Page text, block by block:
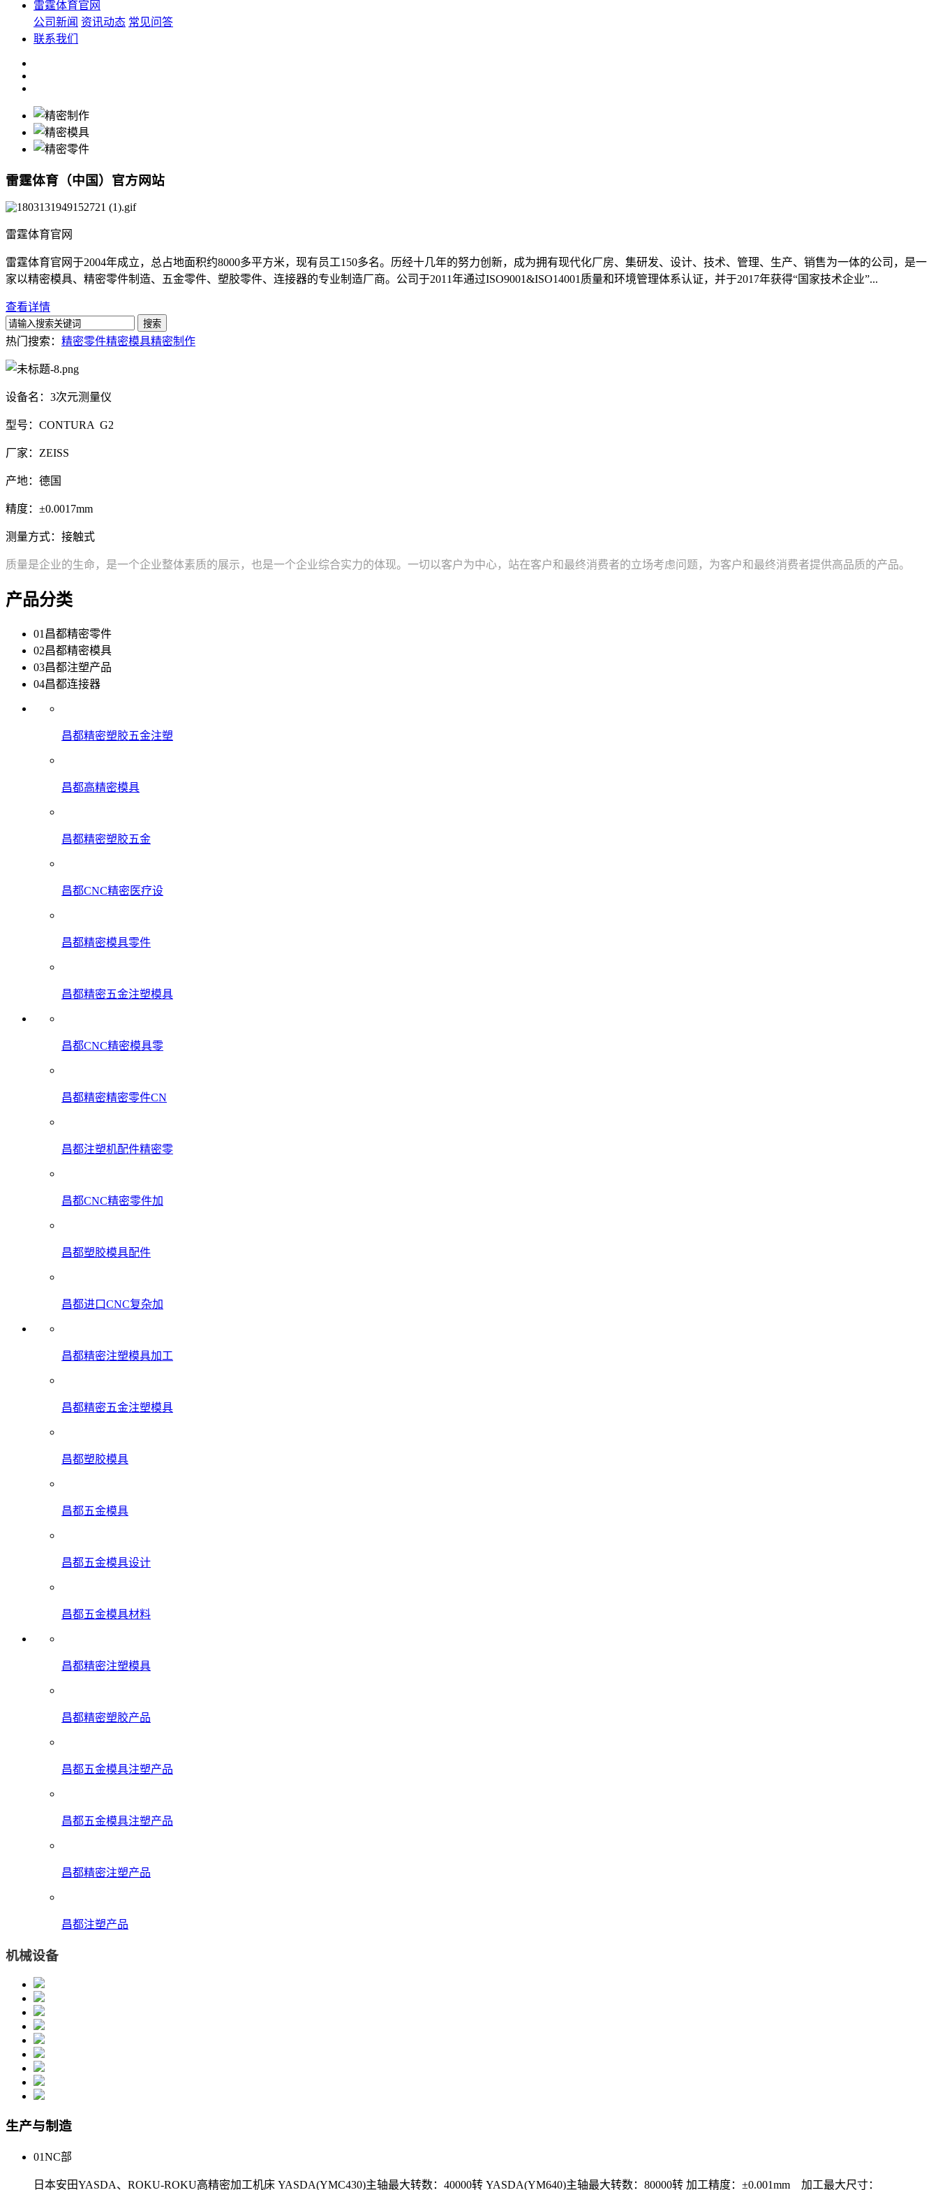
雷霆体育官网
公司新闻 资讯动态 常见问答
联系我们
雷霆体育（中国）官方网站
雷霆体育官网
雷霆体育官网于2004年成立，总占地面积约8000多平方米，现有员工150多名。历经十几年的努力创新，成为拥有现代化厂房、集研发、设计、技术、管理、生产、销售为一体的公司，是一
家以精密模具、精密零件制造、五金零件、塑胶零件、连接器的专业制造厂商。公司于2011年通过ISO9001&ISO14001质量和环境管理体系认证，并于2017年获得“国家技术企业”...
查看详情
热门搜索： 精密零件精密模具精密制作
设备名：3次元测量仪
型号：CONTURA G2
厂家：ZEISS
产地：德国
精度：±0.0017mm
测量方式：接触式
质量是企业的生命，是一个企业整体素质的展示，也是一个企业综合实力的体现。一切以客户为中心，站在客户和最终消费者的立场考虑问题，为客户和最终消费者提供高品质的产品。
产品分类
01 昌都精密零件
02昌都精密模具
03昌都注塑产品
04昌都连接器
昌都精密塑胶五金注塑
昌都高精密模具
昌都精密塑胶五金
昌都CNC精密医疗设
昌都精密模具零件
昌都精密五金注塑模具
昌都CNC精密模具零
昌都精密精密零件CN
昌都注塑机配件精密零
昌都CNC精密零件加
昌都塑胶模具配件
昌都进口CNC复杂加
昌都精密注塑模具加工
昌都精密五金注塑模具
昌都塑胶模具
昌都五金模具
昌都五金模具设计
昌都五金模具材料
昌都精密注塑模具
昌都精密塑胶产品
昌都五金模具注塑产品
昌都五金模具注塑产品
昌都精密注塑产品
昌都注塑产品
机械设备
生产与制造
01NC部
日本安田YASDA、ROKU-ROKU高精密加工机床 YASDA(YMC430)主轴最大转数：40000转 YASDA(YM640)主轴最大转数：80000转 加工精度：±0.001mm 加工最大尺寸：